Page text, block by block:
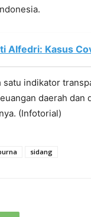
Alfedri: Kasus
satu indikator
daerah
(Infotorial)
sidang